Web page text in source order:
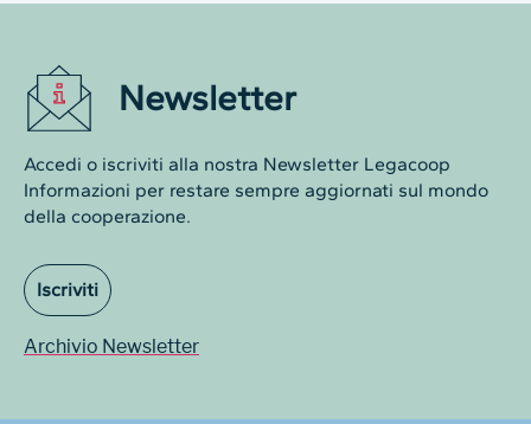
Newsletter
Accedi o iscriviti alla nostra Newsletter Legacoop
Informazioni per restare sempre aggiornati sul mondo
della cooperazione.
Iscriviti
Archivio Newsletter